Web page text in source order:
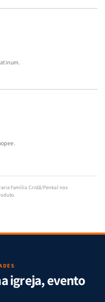
Família Cristã/Penkal nos
igreja, evento